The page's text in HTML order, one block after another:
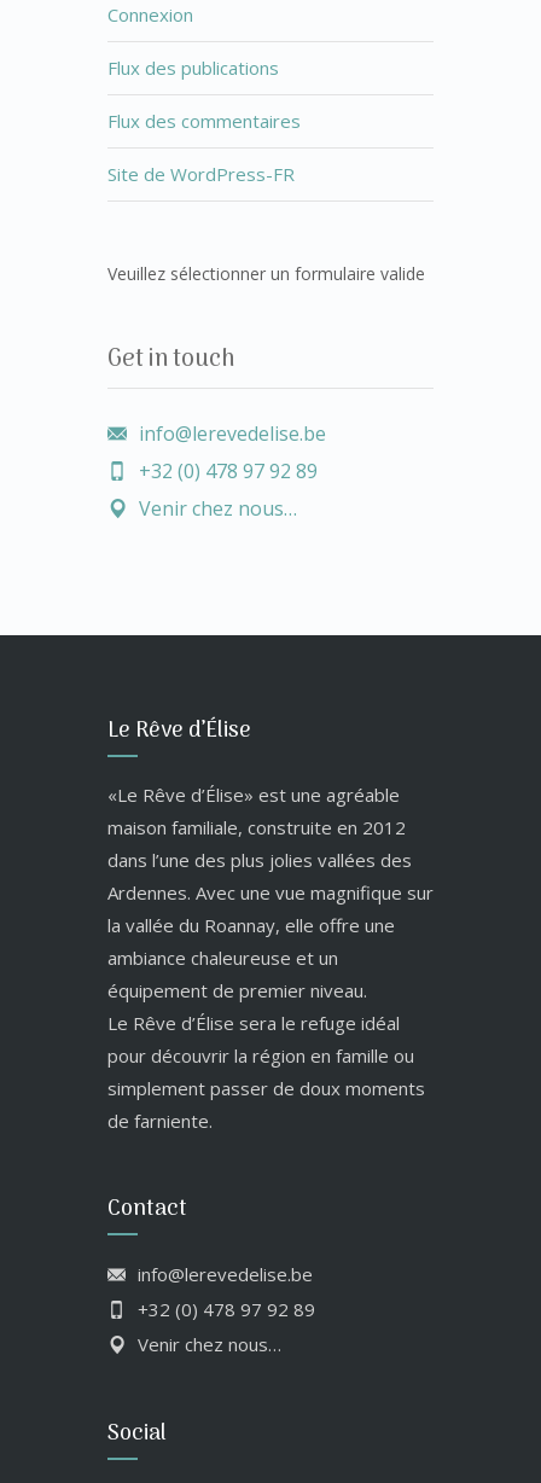
Connexion
Flux des publications
Flux des commentaires
Site de WordPress-FR
Veuillez sélectionner un formulaire valide
Get in touch
info@lerevedelise.be
+32 (0) 478 97 92 89
Venir chez nous…
Le Rêve d’Élise
«Le Rêve d’Élise» est une agréable
maison familiale, construite en 2012
dans l’une des plus jolies vallées des
Ardennes. Avec une vue magnifique sur
la vallée du Roannay, elle offre une
ambiance chaleureuse et un
équipement de premier niveau.
Le Rêve d’Élise sera le refuge idéal
pour découvrir la région en famille ou
simplement passer de doux moments
de farniente.
Contact
info@lerevedelise.be
+32 (0) 478 97 92 89
Venir chez nous…
Social